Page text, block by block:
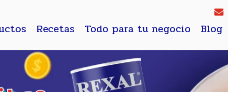
Recetas Todo para tu negocio Blog